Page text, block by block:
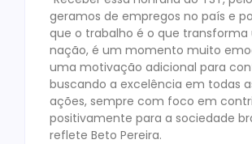
geramos de empregos no país e
que o trabalho é o que transforma
nação, é um momento muito
uma motivação adicional para
buscando a excelência em todas
ações, sempre com foco em
positivamente para a sociedade
reflete Beto Pereira.